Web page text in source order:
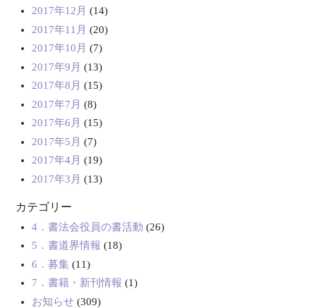
2017年12月 (14)
2017年11月 (20)
2017年10月 (7)
2017年9月 (13)
2017年8月 (15)
2017年7月 (8)
2017年6月 (15)
2017年5月 (7)
2017年4月 (19)
2017年3月 (13)
カテゴリー
4．書法会役員の書活動 (26)
5．書道界情報 (18)
6．募集(11)
7．書籍・新刊情報 (1)
お知らせ(309)